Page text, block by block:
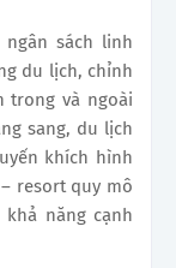
sách linh
du lịch, chỉnh
trong và ngoài
sang, du lịch
khích hình
resort quy mô
năng cạnh